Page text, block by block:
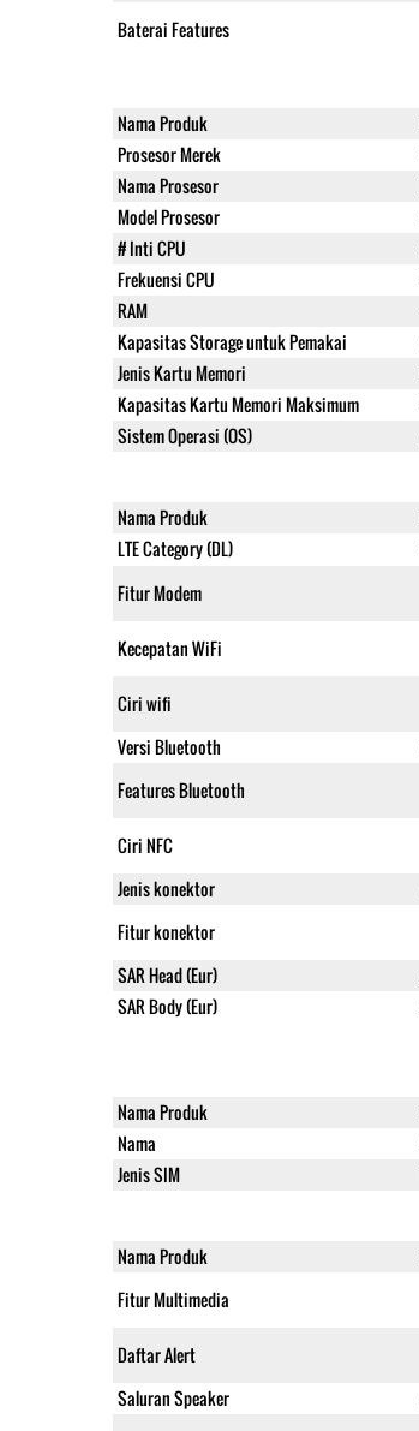
Baterai Features
Nama Produk
Prosesor Merek
Nama Prosesor
Model Prosesor
# Inti CPU
Frekuensi CPU
RAM
Kapasitas Storage untuk Pemakai
Jenis Kartu Memori
Kapasitas Kartu Memori Maksimum
Sistem Operasi (OS)
Nama Produk
LTE Category (DL)
Fitur Modem
Kecepatan WiFi
Ciri wifi
Versi Bluetooth
Features Bluetooth
Ciri NFC
Jenis konektor
Fitur konektor
SAR Head (Eur)
SAR Body (Eur)
Nama Produk
Nama
Jenis SIM
Nama Produk
Fitur Multimedia
Daftar Alert
Saluran Speaker